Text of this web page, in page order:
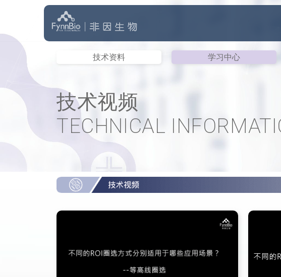
至
技术资料 学习中心
技术视频
TECHNICAL